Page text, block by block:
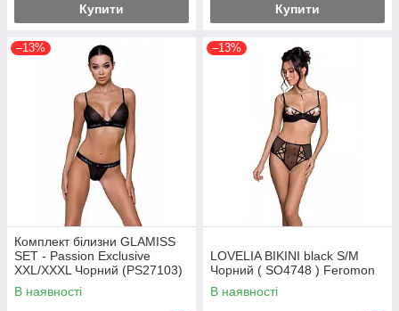
Купити Купити
–13%
Комплект білизни GLAMISS
SET - Passion Exclusive
XXL/XXXL Чорний (PS27103)
Feromon
В наявності
–13%
LOVELIA BIKINI black S/M
Чорний ( SO4748 ) Feromon
В наявності